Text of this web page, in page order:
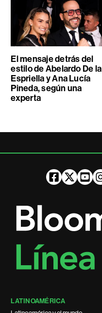
El mensaje detrás del
estilo de Abelardo De la
Espriella y Ana Lucía
Pineda, según una
experta
LATINOAMÉRICA